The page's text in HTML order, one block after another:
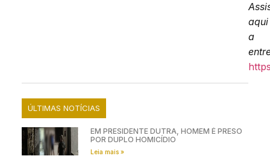
aqui
a
ÚLTIMAS NOTÍCIAS
EM PRESIDENTE DUTRA, HOMEM É PRESO
POR DUPLO HOMICÍDIO
Leia mais »